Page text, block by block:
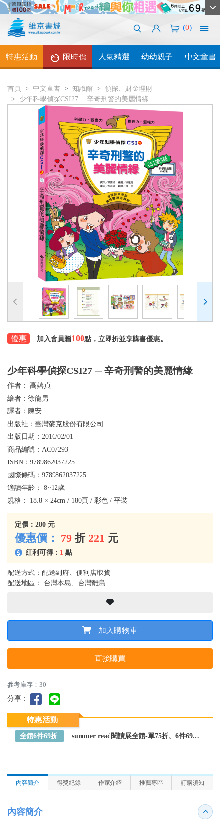
(0)
特惠活動 限時價 人氣精選 幼幼親子 中文童書
首頁 中文童書 知識館
偵探、財金理財
少年科學偵探CSI27 ─ 辛奇刑警的美麗情緣
優惠 加入會員贈100點，立即折並享購書優惠。
少年科學偵探CSI27 ─ 辛奇刑警的美麗情緣
作者： 高嬉貞
繪者： 徐龍男
譯者： 陳安
出版社： 臺灣麥克股份有限公司
出版日期： 2016/02/01
商品編號： AC07293
ISBN： 9789862037225
國際條碼： 9789862037225
適讀年齡： 8~12歲
規格： 18.8 × 24cm / 180頁 / 彩色 / 平裝
定價： 280 元
優惠價： 79 折 221 元
紅利可得： 1 點
配送方式：配送到府、便利店取貨
配送地區： 台灣本島、台灣離島
加入購物車
直接購買
參考庫存：30
分享：
特惠活動
全館6件69折 summer read閱讀展全館-單75折、6件69折～全館任選
內容簡介 得獎紀錄 作家介紹 推薦專區 訂購須知
內容簡介 收合